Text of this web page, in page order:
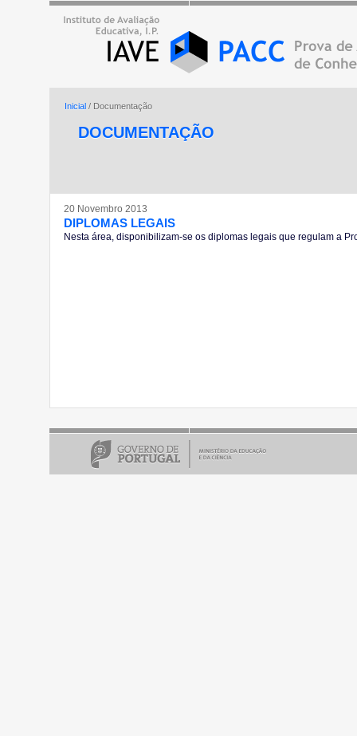
Inicial / Documentação
DOCUMENTAÇÃO
20 Novembro 2013
DIPLOMAS LEGAIS
Nesta área, disponibilizam-se os diplomas legais que regulam a